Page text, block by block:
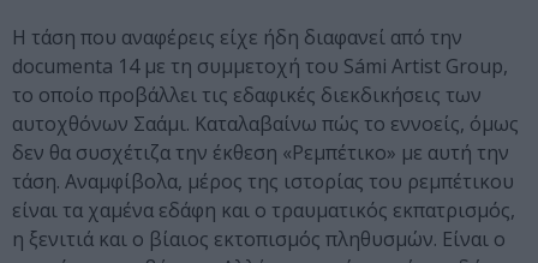
Η τάση που αναφέρεις είχε ήδη διαφανεί από την
documenta 14 με τη συμμετοχή του Sámi Artist Group,
το οποίο προβάλλει τις εδαφικές διεκδικήσεις των
αυτοχθόνων Σαάμι. Καταλαβαίνω πώς το εννοείς, όμως
δεν θα συσχέτιζα την έκθεση «Ρεμπέτικο» με αυτή την
τάση. Αναμφίβολα, μέρος της ιστορίας του ρεμπέτικου
είναι τα χαμένα εδάφη και ο τραυματικός εκπατρισμός,
η ξενιτιά και ο βίαιος εκτοπισμός πληθυσμών. Είναι ο